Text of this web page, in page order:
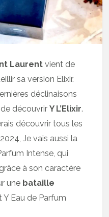
Laurent vient de
sa version Elixir.
déclinaisons
de découvrirY L’Elixir.
découvrir tous les
Je vais aussi la
Intense, qui
à son caractère
une bataille
Y Eau de Parfum